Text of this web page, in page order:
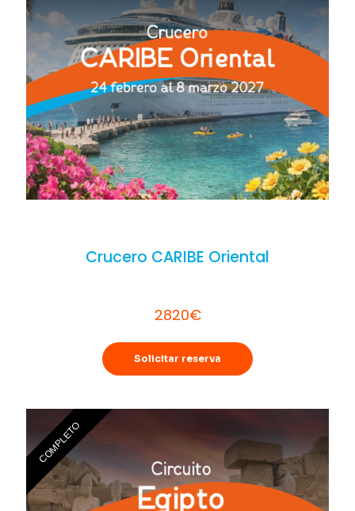
Crucero CARIBE Oriental
2820€
Solicitar reserva
COMPLETO